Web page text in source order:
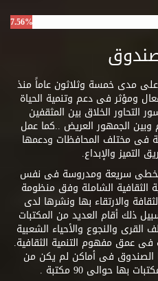
7.56%
على مدى خمسة وثلاثون عاماً منذ
بدور فعال ومؤثر فى دعم وتنمية الحياة
التحاور الخلاق بين المثقفين
وبين الجمهور العريض ..كما عمل
فى مختلف المحافظات ودعمها
والإبداع.
بخطى سريعة ومدروسة فى نفس
الثقافية الشاملة وفق منظومة
والارتقاء بها ونشرها لدى
ذلك أقام العديد من المكتبات
القرى والنجوع والأحياء الشعبية
عمق مفهوم التنمية الثقافية.
الصندوق فى أماكن لم يكن من
بها حوالى 90 مكتبة .